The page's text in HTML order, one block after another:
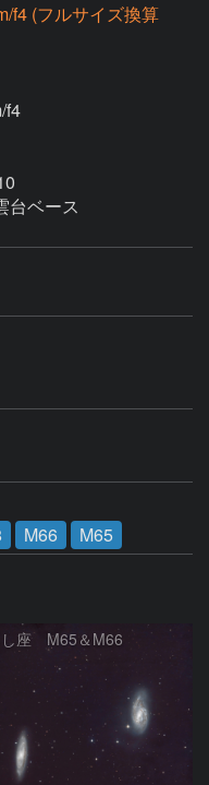
f4 (フルサイズ換算
f4
台ベース
M66 M65
し座 M65＆M66